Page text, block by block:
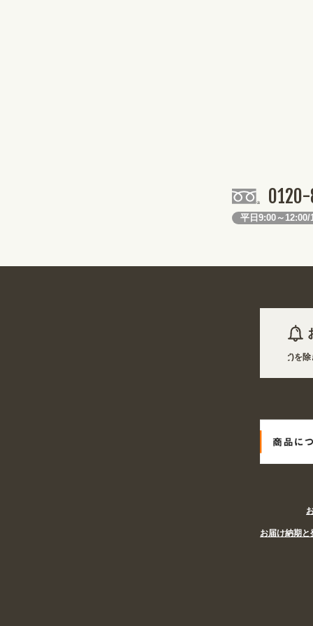
平日9:00～12:00/
2026年08月09日 商品は一部(ポール・注水台など)を除き
お届け納期と